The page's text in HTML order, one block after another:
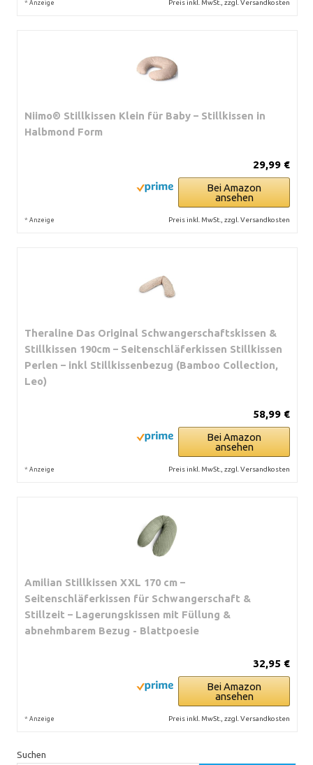
* Anzeige Preis inkl. MwSt., zzgl. Versandkosten
Niimo® Stillkissen Klein für Baby – Stillkissen in
Halbmond Form
29,99 €
Bei Amazon
ansehen
* Anzeige Preis inkl. MwSt., zzgl. Versandkosten
Theraline Das Original Schwangerschaftskissen &
Stillkissen 190cm – Seitenschläferkissen Stillkissen
Perlen – inkl Stillkissenbezug (Bamboo Collection,
Leo)
58,99 €
Bei Amazon
ansehen
* Anzeige Preis inkl. MwSt., zzgl. Versandkosten
Amilian Stillkissen XXL 170 cm –
Seitenschläferkissen für Schwangerschaft &
Stillzeit – Lagerungskissen mit Füllung &
abnehmbarem Bezug - Blattpoesie
32,95 €
Bei Amazon
ansehen
* Anzeige Preis inkl. MwSt., zzgl. Versandkosten
Suchen